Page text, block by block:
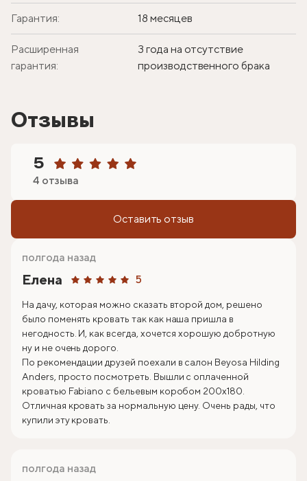
Гарантия: 18 месяцев
Расширенная
гарантия:
3 года на отсутствие
производственного брака
Отзывы
5
4 отзыва
Оставить отзыв
Елена 5
полгода назад
На дачу, которая можно сказать второй дом, решено
было поменять кровать так как наша пришла в
негодность. И, как всегда, хочется хорошую добротную
ну и не очень дорого.
По рекомендации друзей поехали в салон Beyosa Hilding
Anders, просто посмотреть. Вышли с оплаченной
кроватью Fabiano с бельевым коробом 200х180.
Отличная кровать за нормальную цену. Очень рады, что
купили эту кровать.
полгода назад